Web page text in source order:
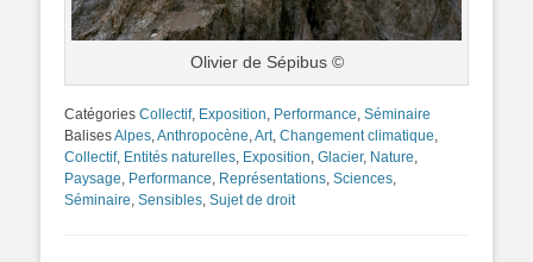
Olivier de Sépibus ©
Catégories Collectif, Exposition, Performance, Séminaire
BalisesAlpes,Anthropocène,Art, Changement climatique,
Collectif, Entités naturelles, Exposition, Glacier, Nature,
Paysage, Performance, Représentations, Sciences,
Séminaire, Sensibles, Sujet de droit